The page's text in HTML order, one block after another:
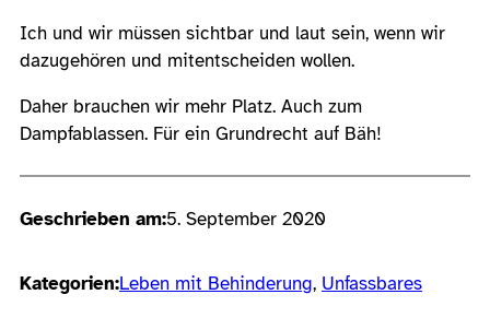
Ich und wir müssen sichtbar und laut sein, wenn wir
dazugehören und mitentscheiden wollen.
Daher brauchen wir mehr Platz. Auch zum
Dampfablassen. Für ein Grundrecht auf Bäh!
Geschrieben am:5. September 2020
Kategorien:Leben mit Behinderung, Unfassbares